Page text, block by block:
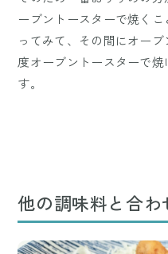
ーブントースターで焼く
ってみて、その間にオー
度オーブントースターで
す。
他の調味料と合わ